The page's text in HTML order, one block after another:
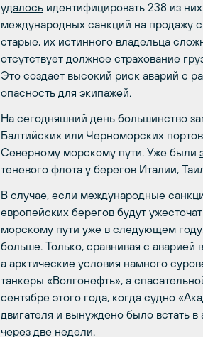
удалось идентифицировать 238 из
международных санкций на продажу
старые, их истинного владельца
отсутствует должное страхование
Это создает высокий риск аварий с
опасность для экипажей.
На сегодняшний день большинство
Балтийских или Черноморских
Северному морскому пути. Уже были
теневого флота у берегов Италии,
В случае, если международные
европейских берегов будут
морскому пути уже в следующем
больше. Только, сравнивая с
а арктические условия намного
танкеры «Волгонефть», а
сентябре этого года, когда судно
двигателя и вынуждено было встать
через две недели.